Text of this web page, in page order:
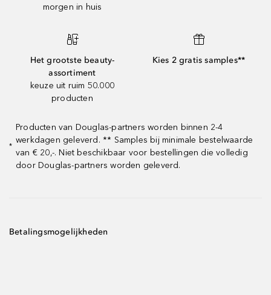
morgen in huis
Het grootste beauty-
assortiment
keuze uit ruim 50.000
producten
Kies 2 gratis samples**
*
Producten van Douglas-partners worden binnen 2-4
werkdagen geleverd. ** Samples bij minimale bestelwaarde
van € 20,-. Niet beschikbaar voor bestellingen die volledig
door Douglas-partners worden geleverd.
Betalingsmogelijkheden